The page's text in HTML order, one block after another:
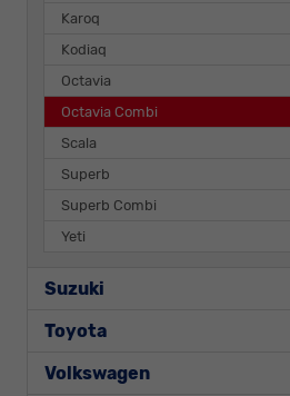
Karoq
Kodiaq
Octavia
Octavia Combi
Scala
Superb
Superb Combi
Yeti
Suzuki
Toyota
Volkswagen